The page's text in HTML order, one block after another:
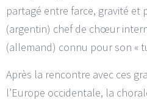
partagé entre farce, gravité et
(argentin) chef de chœur
(allemand) connu pour son «
Après la rencontre avec ces
l’Europe occidentale, la